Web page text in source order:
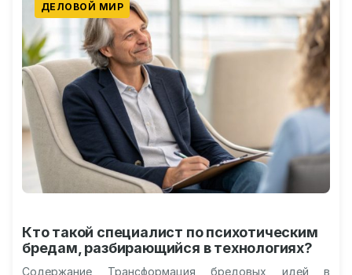
ДЕЛОВОЙ МИР
Кто такой специалист по психотическим
бредам, разбирающийся в технологиях?
Содержание Трансформация бредовых идей в